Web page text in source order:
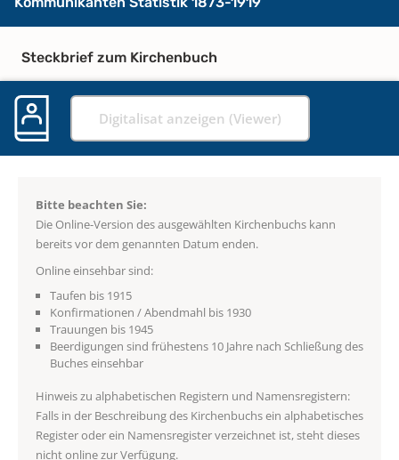
Steckbrief zum Kirchenbuch
Digitalisat anzeigen (Viewer)
Bitte beachten Sie:
Die Online-Version des ausgewählten Kirchenbuchs kann
bereits vor dem genannten Datum enden.
Online einsehbar sind:
Taufen bis 1915
Konfirmationen / Abendmahl bis 1930
Trauungen bis 1945
Beerdigungen sind frühestens 10 Jahre nach Schließung des
Buches einsehbar
Hinweis zu alphabetischen Registern und Namensregistern:
Falls in der Beschreibung des Kirchenbuchs ein alphabetisches
Register oder ein Namensregister verzeichnet ist, steht dieses
nicht online zur Verfügung.